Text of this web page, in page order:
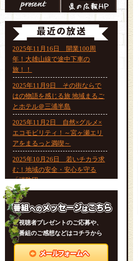
2025年11月16日 開業100周
年！大雄山線で途中下車の
旅！！
2025年11月9日 その街ならで
はの物語を感じる旅 地域まるご
とホテル＠三浦半島
2025年11月2日 自然×グルメ×
エコモビリティ！～宮ヶ瀬エリ
アをまるっと満喫～
2025年10月26日 若いチカラ求
む！地域の安全・安心を守る
「消防団」
2025年10月19日 今、私たちに
できること！みんなで学ぶ「食
品ロス」
2025年10月12日 かながわシー
ライド新航路開拓！海から巡る
小田原・真鶴
視聴者プレゼントのご応募や、
番組のご感想などはコチラから